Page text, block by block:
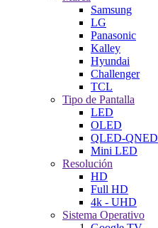
Samsung
LG
Panasonic
Kalley
Hyundai
Challenger
TCL
Tipo de Pantalla
LED
OLED
QLED-QNED
Mini LED
Resolución
HD
Full HD
4k - UHD
Sistema Operativo